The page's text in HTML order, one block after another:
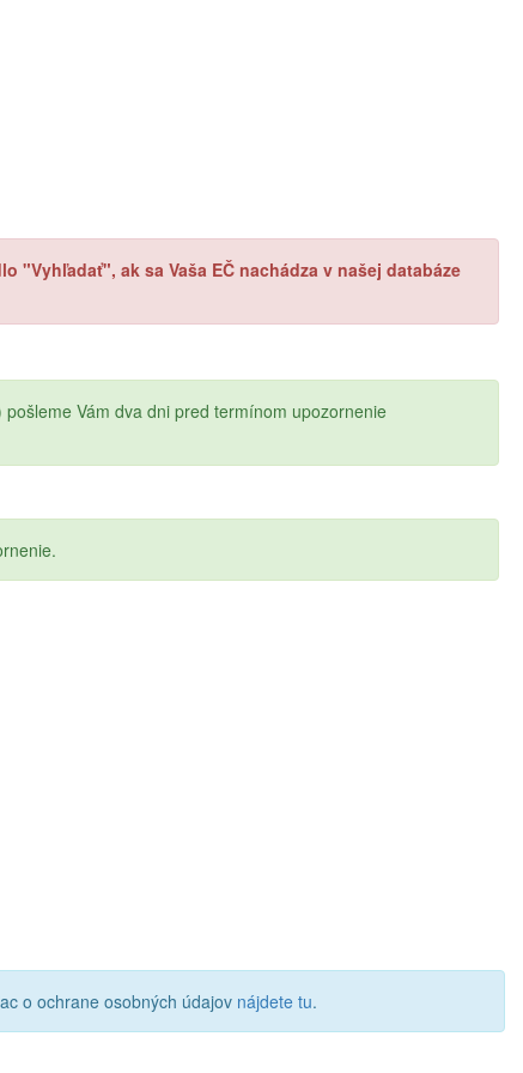
"Vyhľadať", ak sa Vaša EČ nachádza v našej databáze
Vám dva dni pred termínom upozornenie
o ochrane osobných údajov nájdete tu.